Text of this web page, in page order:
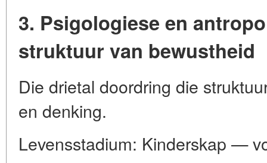
3. Psigologiese en
struktuur van bewustheid
Die drietal doordring die
en denking.
Levensstadium: Kinderskap —